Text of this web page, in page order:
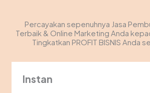
Percayakan sepenuhnya Jasa
Terbaik & Online Marketing Anda
Tingkatkan PROFIT BISNIS Anda
Instan